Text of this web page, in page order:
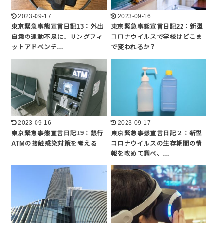
2023-09-17
東京緊急事態宣言日記13：外出
自粛の運動不足に、リングフィ
ットアドベンチ…
2023-09-16
東京緊急事態宣言日記22：新型
コロナウイルスで学校はどこま
で変われるか？
2023-09-16
東京緊急事態宣言日記19：銀行
ATMの接触感染対策を考える
2023-09-17
東京緊急事態宣言日記２：新型
コロナウイルスの生存期間の情
報を改めて調べ、…